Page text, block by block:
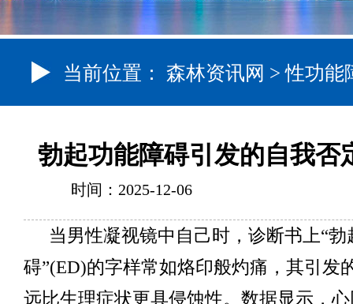
当前位置： 森林资讯网 >性功能
勃起功能障碍引发的自我否
时间：2025-12-06
当男性凝视镜中自己时，诊断书上“勃
碍”(ED)的字样常如烙印般灼痛，其引发
远比生理症状更具侵蚀性。数据显示，